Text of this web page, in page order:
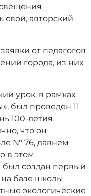
свой, авторский
от педагогов
города, из них
урок, в рамках
был проведен 11
100-летия
что он
№ 76, давнем
в этом
был создан первый
на базе школы
экологические